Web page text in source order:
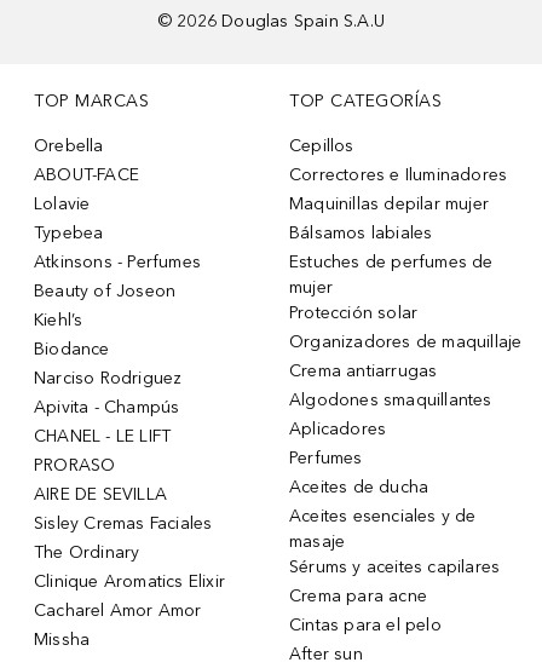
© 2026 Douglas Spain S.A.U
TOP MARCAS
Orebella
ABOUT-FACE
Lolavie
Typebea
Atkinsons - Perfumes
Beauty of Joseon
Kiehl’s
Biodance
Narciso Rodriguez
Apivita - Champús
CHANEL - LE LIFT
PRORASO
AIRE DE SEVILLA
Sisley Cremas Faciales
The Ordinary
Clinique Aromatics Elixir
Cacharel Amor Amor
Missha
TOP CATEGORÍAS
Cepillos
Correctores e Iluminadores
Maquinillas depilar mujer
Bálsamos labiales
Estuches de perfumes de
mujer
Protección solar
Organizadores de maquillaje
Crema antiarrugas
Algodones smaquillantes
Aplicadores
Perfumes
Aceites de ducha
Aceites esenciales y de
masaje
Sérums y aceites capilares
Crema para acne
Cintas para el pelo
After sun